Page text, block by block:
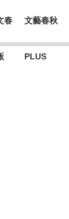
春 文藝春秋
PLUS